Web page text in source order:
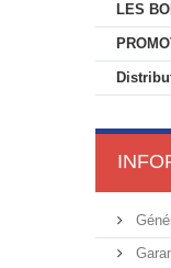
LES